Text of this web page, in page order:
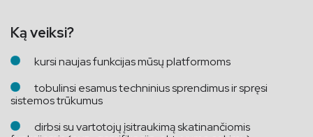
Ką veiksi?
kursi naujas funkcijas mūsų platformoms
tobulinsi esamus techninius sprendimus ir spręsi
sistemos trūkumus
dirbsi su vartotojų įsitraukimą skatinančiomis